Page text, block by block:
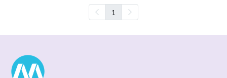
1